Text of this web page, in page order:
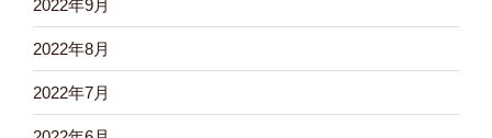
2022年9月
2022年8月
2022年7月